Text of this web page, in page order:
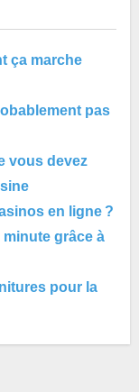
ça marche
pas
vous devez
en ligne ?
minute grâce à
pour la